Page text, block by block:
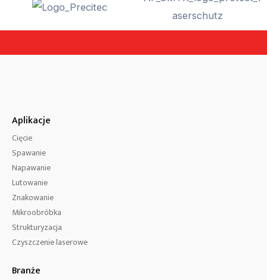
Aplikacje
Cięcie
Spawanie
Napawanie
Lutowanie
Znakowanie
Mikroobróbka
Strukturyzacja
Czyszczenie laserowe
Branże